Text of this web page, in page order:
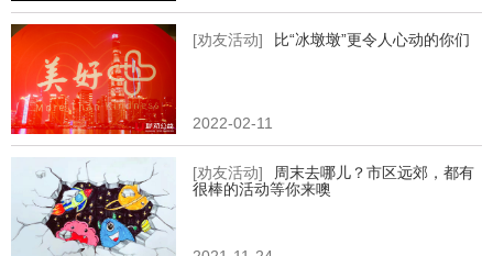
[劝友活动] 比“冰墩墩”更令人心动的你们
2022-02-11
[劝友活动]
周末去哪儿？市区远郊，都有
很棒的活动等你来噢